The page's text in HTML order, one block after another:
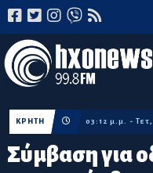
Σύμβαση για
ΚΡΗΤΗ 03:12 μ.μ. -